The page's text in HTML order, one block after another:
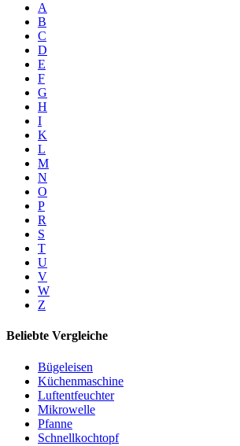
A
B
C
D
E
F
G
H
I
K
L
M
N
O
P
R
S
T
U
V
W
Z
Beliebte Vergleiche
Bügeleisen
Küchenmaschine
Luftentfeuchter
Mikrowelle
Pfanne
Schnellkochtopf